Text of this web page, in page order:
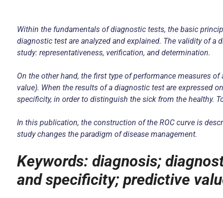
Within the fundamentals of diagnostic tests, the basic
diagnostic test are analyzed and explained. The validity of
study: representativeness, verification, and determination.
On the other hand, the first type of performance measures
value). When the results of a diagnostic test are expressed
specificity, in order to distinguish the sick from the healthy.
In this publication, the construction of the ROC curve is
study changes the paradigm of disease management.
Keywords: diagnosis;
and specificity; predictive